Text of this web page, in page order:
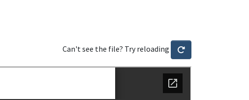
Can't see the file? Try reloading